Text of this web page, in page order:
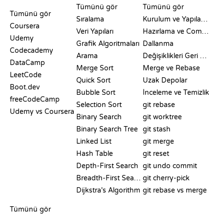
KARŞILAŞTIRMALAR
Tümünü gör
Coursera
Udemy
Codecademy
DataCamp
LeetCode
Boot.dev
freeCodeCamp
Udemy vs Coursera
Tümünü gör
Sıralama
Veri Yapıları
Grafik Algoritmaları
Arama
Merge Sort
Quick Sort
Bubble Sort
Selection Sort
Binary Search
Binary Search Tree
Linked List
Hash Table
Depth-First Search
Breadth-First Search
Dijkstra's Algorithm
Tümünü gör
Kurulum ve Yapılandırma
Hazırlama ve Commit
Dallanma
Değişiklikleri Geri Alma
Merge ve Rebase
Uzak Depolar
İnceleme ve Temizlik
git rebase
git worktree
git stash
git merge
git reset
git undo commit
git cherry-pick
git rebase vs merge
Tümünü gör